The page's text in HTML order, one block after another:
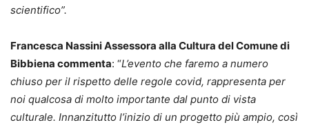
scientifico”.
Francesca Nassini Assessora alla Cultura del Comune di
Bibbiena commenta: “L’evento che faremo a numero
chiuso per il rispetto delle regole covid, rappresenta per
noi qualcosa di molto importante dal punto di vista
culturale. Innanzitutto l’inizio di un progetto più ampio, così